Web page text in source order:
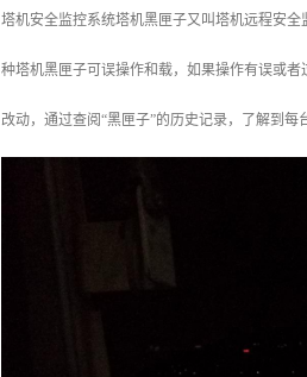
塔机安全监控系统塔机黑匣子又叫塔机远程安
种塔机黑匣子可误操作和载，如果操作有误或
改动，通过查阅“黑匣子”的历史记录，了解到每